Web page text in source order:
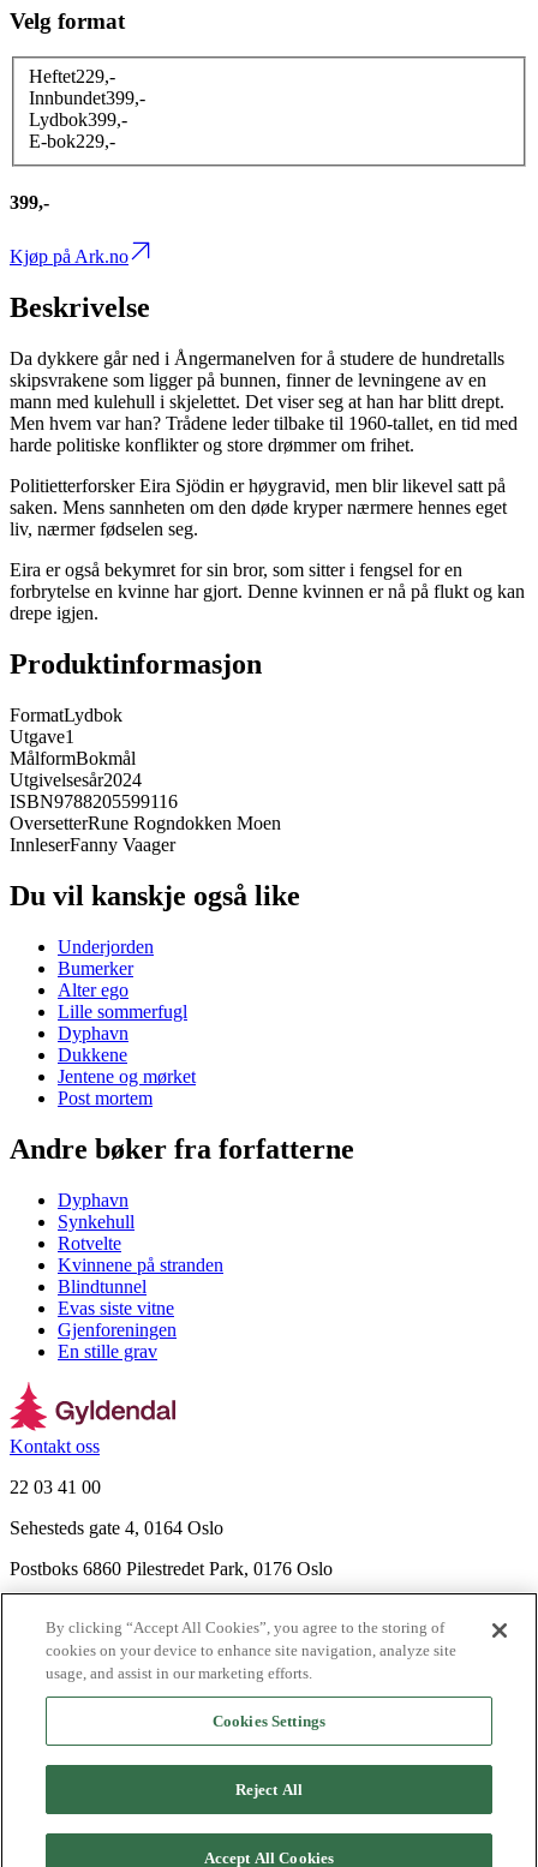
Velg format
Heftet229,-
Innbundet399,-
Lydbok399,-
E-bok229,-
399,-
Kjøp på Ark.no
Beskrivelse
Da dykkere går ned i Ångermanelven for å studere de hundretalls
skipsvrakene som ligger på bunnen, finner de levningene av en
mann med kulehull i skjelettet. Det viser seg at han har blitt drept.
Men hvem var han? Trådene leder tilbake til 1960-tallet, en tid med
harde politiske konflikter og store drømmer om frihet.
Politietterforsker Eira Sjödin er høygravid, men blir likevel satt på
saken. Mens sannheten om den døde kryper nærmere hennes eget
liv, nærmer fødselen seg.
Eira er også bekymret for sin bror, som sitter i fengsel for en
forbrytelse en kvinne har gjort. Denne kvinnen er nå på flukt og kan
drepe igjen.
Produktinformasjon
FormatLydbok
Utgave1
MålformBokmål
Utgivelsesår2024
ISBN9788205599116
OversetterRune Rogndokken Moen
InnleserFanny Vaager
Du vil kanskje også like
Underjorden
Bumerker
Alter ego
Lille sommerfugl
Dyphavn
Dukkene
Jentene og mørket
Post mortem
Andre bøker fra forfatterne
Dyphavn
Synkehull
Rotvelte
Kvinnene på stranden
Blindtunnel
Evas siste vitne
Gjenforeningen
En stille grav
Kontakt oss
22 03 41 00
Sehesteds gate 4, 0164 Oslo
Postboks 6860 Pilestredet Park, 0176 Oslo
Nyhetsbrev
Ledige stillinger
Send inn manus
Agency
By clicking “Accept All Cookies”, you agree to the storing of
cookies on your device to enhance site navigation, analyze site
usage, and assist in our marketing efforts.
Cookies Settings
Reject All
Accept All Cookies